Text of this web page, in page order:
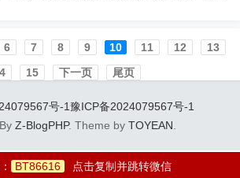
坑就是遇到骗子。别担心，今天我们专
门整理了“分期乐兑换商家”的正...
6 7 8 9 10 11 12
13
15 下一页 尾页
豫ICP备2024079567号-1
Z-BlogPHP. Theme by TOYEAN
BT86616 点击复制并跳转微信